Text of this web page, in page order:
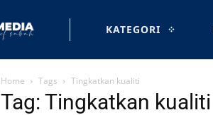
KATEGORI
Home Tags Tingkatkan kualiti
Tag: Tingkatkan kualiti